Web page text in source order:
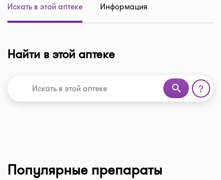
Искать в этой аптеке Информация
Найти в этой аптеке
search ?
Популярные препараты